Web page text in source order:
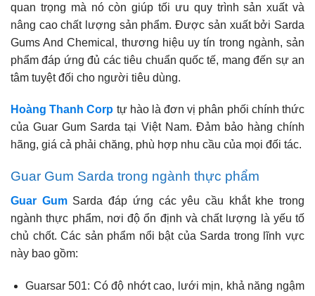
quan trọng mà nó còn giúp tối ưu quy trình sản xuất và
nâng cao chất lượng sản phẩm. Được sản xuất bởi Sarda
Gums And Chemical, thương hiệu uy tín trong ngành, sản
phẩm đáp ứng đủ các tiêu chuẩn quốc tế, mang đến sự an
tâm tuyệt đối cho người tiêu dùng.
Hoàng Thanh Corp tự hào là đơn vị phân phối chính thức
của Guar Gum Sarda tại Việt Nam. Đảm bảo hàng chính
hãng, giá cả phải chăng, phù hợp nhu cầu của mọi đối tác.
Guar Gum Sarda trong ngành thực phẩm
Guar GumSarda đáp ứng các yêu cầu khắt khe trong
ngành thực phẩm, nơi độ ổn định và chất lượng là yếu tố
chủ chốt. Các sản phẩm nổi bật của Sarda trong lĩnh vực
này bao gồm:
Guarsar 501: Có độ nhớt cao, lưới mịn, khả năng ngậm